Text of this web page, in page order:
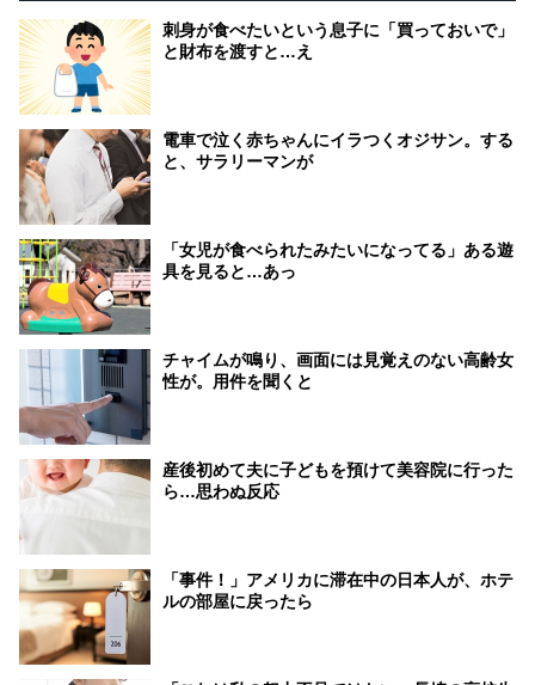
刺身が食べたいという息子に「買っておいで」
と財布を渡すと…え
電車で泣く赤ちゃんにイラつくオジサン。する
と、サラリーマンが
「女児が食べられたみたいになってる」ある遊
具を見ると…あっ
チャイムが鳴り、画面には見覚えのない高齢女
性が。用件を聞くと
産後初めて夫に子どもを預けて美容院に行った
ら…思わぬ反応
「事件！」アメリカに滞在中の日本人が、ホテ
ルの部屋に戻ったら